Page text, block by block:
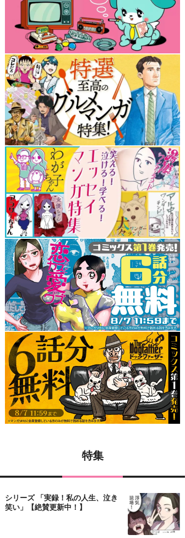
特集
シリーズ 「実録！私の人生、泣き
笑い」【絶賛更新中！】